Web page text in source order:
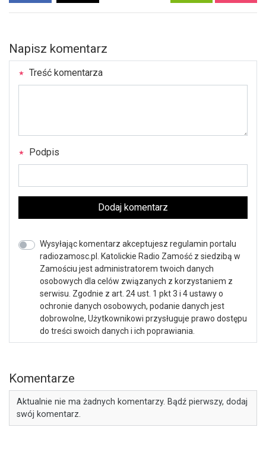
Napisz komentarz
Treść komentarza
Podpis
Dodaj komentarz
Wysyłając komentarz akceptujesz regulamin portalu
radiozamosc.pl. Katolickie Radio Zamość z siedzibą w
Zamościu jest administratorem twoich danych
osobowych dla celów związanych z korzystaniem z
serwisu. Zgodnie z art. 24 ust. 1 pkt 3 i 4 ustawy o
ochronie danych osobowych, podanie danych jest
dobrowolne, Użytkownikowi przysługuje prawo dostępu
do treści swoich danych i ich poprawiania.
Komentarze
Aktualnie nie ma żadnych komentarzy. Bądź pierwszy, dodaj
swój komentarz.